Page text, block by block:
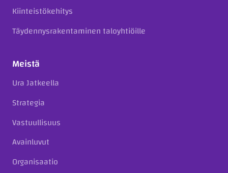
Kiinteistökehitys
Täydennysrakentaminen taloyhtiöille
Meistä
Ura Jatkeella
Strategia
Vastuullisuus
Avainluvut
Organisaatio